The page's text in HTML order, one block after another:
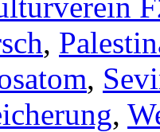
,
,
,